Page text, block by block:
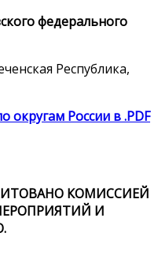
федерального
Республика,
округам России в .PDF
КОМИССИЕЙ
И